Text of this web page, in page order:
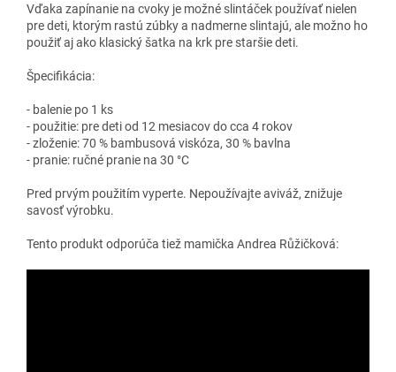
Vďaka zapínanie na cvoky je možné slintáček používať nielen
pre deti, ktorým rastú zúbky a nadmerne slintajú, ale možno ho
použiť aj ako klasický šatka na krk pre staršie deti.
Špecifikácia:
- balenie po 1 ks
- použitie: pre deti od 12 mesiacov do cca 4 rokov
- zloženie: 70 % bambusová viskóza, 30 % bavlna
- pranie: ručné pranie na 30 °C
Pred prvým použitím vyperte. Nepoužívajte aviváž, znižuje
savosť výrobku.
Tento produkt odporúča tiež mamička Andrea Růžičková: